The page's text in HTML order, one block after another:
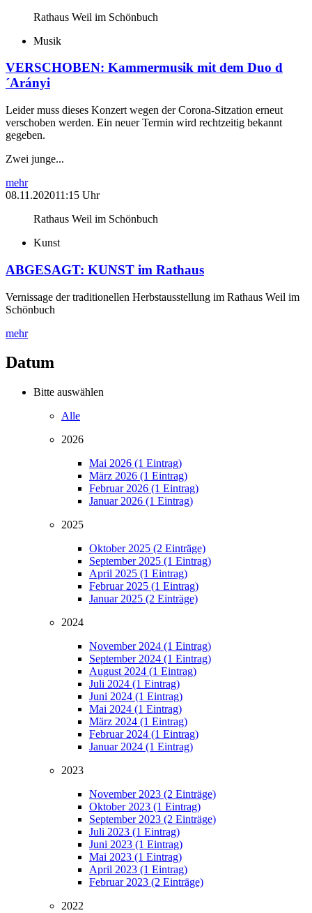
Rathaus Weil im Schönbuch
Musik
VERSCHOBEN: Kammermusik mit dem Duo d
´Arányi
Leider muss dieses Konzert wegen der Corona-Sitzation erneut
verschoben werden. Ein neuer Termin wird rechtzeitig bekannt
gegeben.
Zwei junge...
mehr
08.11.202011:15 Uhr
Rathaus Weil im Schönbuch
Kunst
ABGESAGT: KUNST im Rathaus
Vernissage der traditionellen Herbstausstellung im Rathaus Weil im
Schönbuch
mehr
Datum
Bitte auswählen
Alle
2026
Mai 2026 (1 Eintrag)
März 2026 (1 Eintrag)
Februar 2026 (1 Eintrag)
Januar 2026 (1 Eintrag)
2025
Oktober 2025 (2 Einträge)
September 2025 (1 Eintrag)
April 2025 (1 Eintrag)
Februar 2025 (1 Eintrag)
Januar 2025 (2 Einträge)
2024
November 2024 (1 Eintrag)
September 2024 (1 Eintrag)
August 2024 (1 Eintrag)
Juli 2024 (1 Eintrag)
Juni 2024 (1 Eintrag)
Mai 2024 (1 Eintrag)
März 2024 (1 Eintrag)
Februar 2024 (1 Eintrag)
Januar 2024 (1 Eintrag)
2023
November 2023 (2 Einträge)
Oktober 2023 (1 Eintrag)
September 2023 (2 Einträge)
Juli 2023 (1 Eintrag)
Juni 2023 (1 Eintrag)
Mai 2023 (1 Eintrag)
April 2023 (1 Eintrag)
Februar 2023 (2 Einträge)
2022